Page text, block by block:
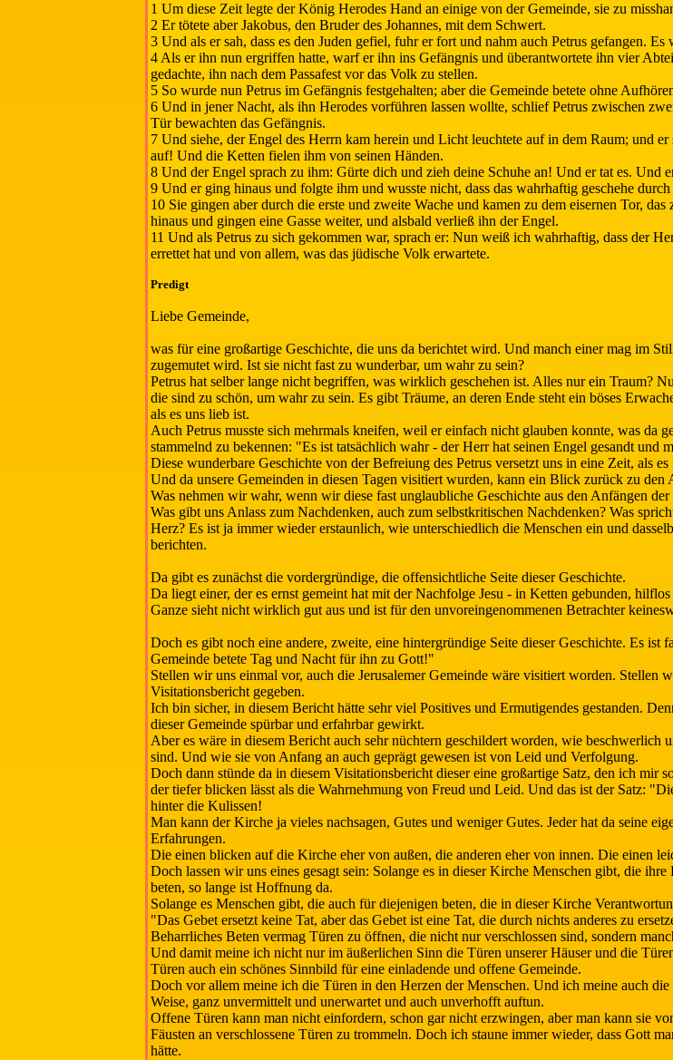
1 Um diese Zeit legte der König Herodes Hand an einige von der Gemeinde, sie zu
2 Er tötete aber Jakobus, den Bruder des Johannes, mit dem Schwert.
3 Und als er sah, dass es den Juden gefiel, fuhr er fort und nahm auch Petrus gefangen.
4 Als er ihn nun ergriffen hatte, warf er ihn ins Gefängnis und überantwortete ihn vier
gedachte, ihn nach dem Passafest vor das Volk zu stellen.
5 So wurde nun Petrus im Gefängnis festgehalten; aber die Gemeinde betete ohne
6 Und in jener Nacht, als ihn Herodes vorführen lassen wollte, schlief Petrus zwischen
Tür bewachten das Gefängnis.
7 Und siehe, der Engel des Herrn kam herein und Licht leuchtete auf in dem Raum; und
auf! Und die Ketten fielen ihm von seinen Händen.
8 Und der Engel sprach zu ihm: Gürte dich und zieh deine Schuhe an! Und er tat es.
9 Und er ging hinaus und folgte ihm und wusste nicht, dass das wahrhaftig geschehe
10 Sie gingen aber durch die erste und zweite Wache und kamen zu dem eisernen Tor,
hinaus und gingen eine Gasse weiter, und alsbald verließ ihn der Engel.
11 Und als Petrus zu sich gekommen war, sprach er: Nun weiß ich wahrhaftig, dass der
errettet hat und von allem, was das jüdische Volk erwartete.
Predigt
Liebe Gemeinde,
was für eine großartige Geschichte, die uns da berichtet wird. Und manch einer mag im
zugemutet wird. Ist sie nicht fast zu wunderbar, um wahr zu sein?
Petrus hat selber lange nicht begriffen, was wirklich geschehen ist. Alles nur ein Traum?
die sind zu schön, um wahr zu sein. Es gibt Träume, an deren Ende steht ein böses
als es uns lieb ist.
Auch Petrus musste sich mehrmals kneifen, weil er einfach nicht glauben konnte, was da
stammelnd zu bekennen: "Es ist tatsächlich wahr - der Herr hat seinen Engel gesandt und
Diese wunderbare Geschichte von der Befreiung des Petrus versetzt uns in eine Zeit, als
Und da unsere Gemeinden in diesen Tagen visitiert wurden, kann ein Blick zurück zu den
Was nehmen wir wahr, wenn wir diese fast unglaubliche Geschichte aus den Anfängen
Was gibt uns Anlass zum Nachdenken, auch zum selbstkritischen Nachdenken? Was
Herz? Es ist ja immer wieder erstaunlich, wie unterschiedlich die Menschen ein und
berichten.
Da gibt es zunächst die vordergründige, die offensichtliche Seite dieser Geschichte.
Da liegt einer, der es ernst gemeint hat mit der Nachfolge Jesu - in Ketten gebunden,
Ganze sieht nicht wirklich gut aus und ist für den unvoreingenommenen Betrachter
Doch es gibt noch eine andere, zweite, eine hintergründige Seite dieser Geschichte. Es
Gemeinde betete Tag und Nacht für ihn zu Gott!"
Stellen wir uns einmal vor, auch die Jerusalemer Gemeinde wäre visitiert worden. Stellen
Visitationsbericht gegeben.
Ich bin sicher, in diesem Bericht hätte sehr viel Positives und Ermutigendes gestanden.
dieser Gemeinde spürbar und erfahrbar gewirkt.
Aber es wäre in diesem Bericht auch sehr nüchtern geschildert worden, wie
sind. Und wie sie von Anfang an auch geprägt gewesen ist von Leid und Verfolgung.
Doch dann stünde da in diesem Visitationsbericht dieser eine großartige Satz, den ich mir
der tiefer blicken lässt als die Wahrnehmung von Freud und Leid. Und das ist der Satz:
hinter die Kulissen!
Man kann der Kirche ja vieles nachsagen, Gutes und weniger Gutes. Jeder hat da seine
Erfahrungen.
Die einen blicken auf die Kirche eher von außen, die anderen eher von innen. Die einen
Doch lassen wir uns eines gesagt sein: Solange es in dieser Kirche Menschen gibt, die
beten, so lange ist Hoffnung da.
Solange es Menschen gibt, die auch für diejenigen beten, die in dieser Kirche
"Das Gebet ersetzt keine Tat, aber das Gebet ist eine Tat, die durch nichts anderes zu
Beharrliches Beten vermag Türen zu öffnen, die nicht nur verschlossen sind, sondern
Und damit meine ich nicht nur im äußerlichen Sinn die Türen unserer Häuser und die
Türen auch ein schönes Sinnbild für eine einladende und offene Gemeinde.
Doch vor allem meine ich die Türen in den Herzen der Menschen. Und ich meine auch
Weise, ganz unvermittelt und unerwartet und auch unverhofft auftun.
Offene Türen kann man nicht einfordern, schon gar nicht erzwingen, aber man kann sie
Fäusten an verschlossene Türen zu trommeln. Doch ich staune immer wieder, dass Gott
hätte.